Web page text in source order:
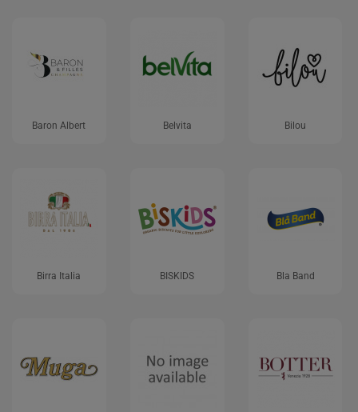
Baron Albert Belvita Bilou
Birra Italia BISKIDS Bla Band